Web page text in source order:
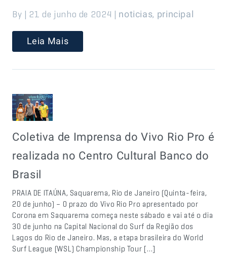
By | 21 de junho de 2024 | noticias, principal
Leia Mais
Coletiva de Imprensa do Vivo Rio Pro é
realizada no Centro Cultural Banco do
Brasil
PRAIA DE ITAÚNA, Saquarema, Rio de Janeiro (Quinta-feira,
20 de junho) – O prazo do Vivo Rio Pro apresentado por
Corona em Saquarema começa neste sábado e vai até o dia
30 de junho na Capital Nacional do Surf da Região dos
Lagos do Rio de Janeiro. Mas, a etapa brasileira do World
Surf League (WSL) Championship Tour […]